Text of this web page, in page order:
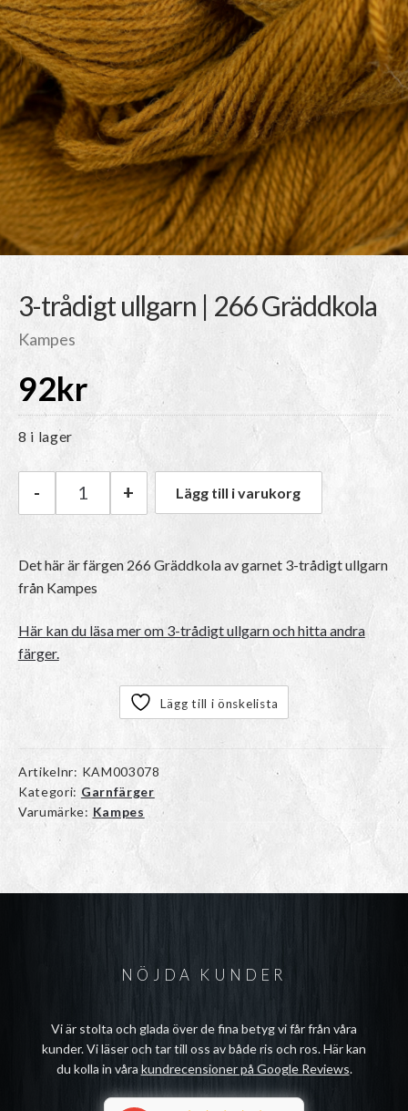
3-trådigt ullgarn | 266 Gräddkola
Kampes
92kr
8 i lager
Kampes 3-trådigt ullgarn | 266 Gräddkola
- + Lägg till i varukorg
Det här är färgen 266 Gräddkola av garnet 3-trådigt ullgarn
från Kampes
Här kan du läsa mer om 3-trådigt ullgarn och hitta andra
färger.
Lägg till i önskelista
Artikelnr: KAM003078
Kategori: Garnfärger
Varumärke: Kampes
NÖJDA KUNDER
Vi är stolta och glada över de fina betyg vi får från våra
kunder. Vi läser och tar till oss av både ris och ros. Här kan
du kolla in våra kundrecensioner på Google Reviews.